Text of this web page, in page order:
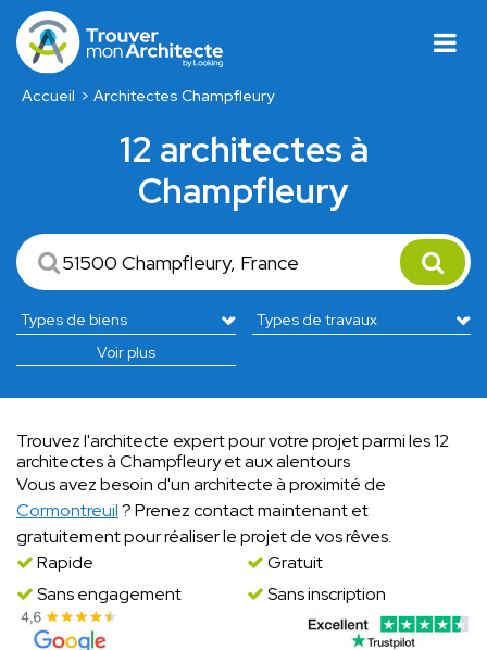
Accueil Architectes Champfleury
12 architectes à
Champfleury
Voir plus
Trouvez l'architecte expert pour votre projet parmi les 12
architectes à Champfleury et aux alentours
Vous avez besoin d'un architecte à proximité de
Cormontreuil? Prenez contact maintenant et
gratuitement pour réaliser le projet de vos rêves.
Rapide
Gratuit
Sans engagement
Sans inscription